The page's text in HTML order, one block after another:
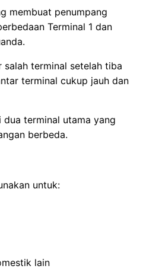
membuat penumpang
Terminal 1 dan
salah terminal setelah tiba
terminal cukup jauh dan
dua terminal utama yang
berbeda.
untuk:
lain